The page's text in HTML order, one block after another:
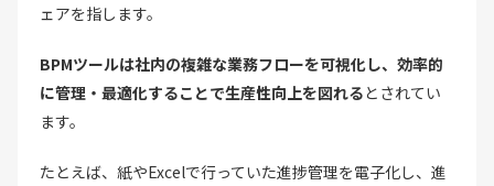
ェアを指します。
BPMツールは社内の複雑な業務フローを可視化し、効率的
に管理・最適化することで生産性向上を図れるとされてい
ます。
たとえば、紙やExcelで行っていた進捗管理を電子化し、進